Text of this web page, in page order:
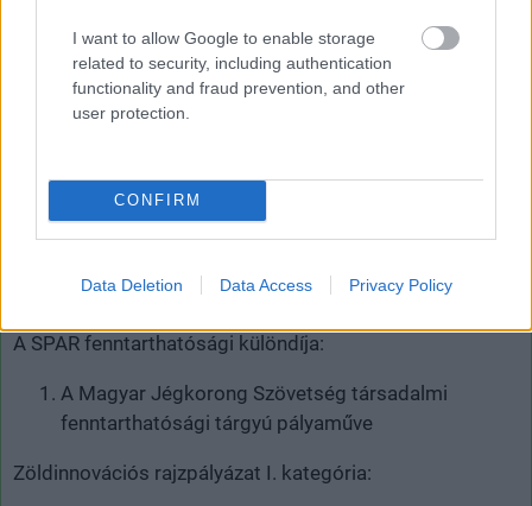
I want to allow Google to enable storage
related to security, including authentication
functionality and fraud prevention, and other
user protection.
CONFIRM
Data Deletion Data Access Privacy Policy
készült táskák és a fenntartható divat pályázata
Beautycle Recycling Kft.; Nibi Care Franchise Kft.;
Sziroczák Dávid, a Budapesti Műszaki Egyetem
projektötlete
A SPAR fenntarthatósági különdíja:
A Magyar Jégkorong Szövetség társadalmi
fenntarthatósági tárgyú pályaműve
Zöldinnovációs rajzpályázat I. kategória: